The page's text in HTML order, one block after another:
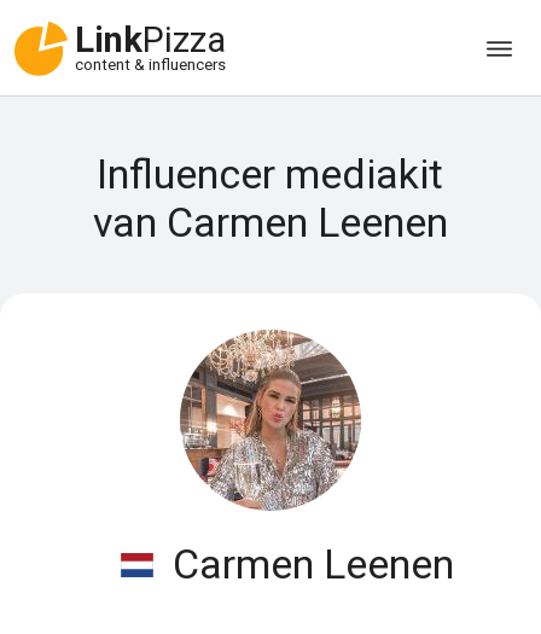
LinkPizza
content & influencers
Influencer mediakit
van Carmen Leenen
Carmen Leenen